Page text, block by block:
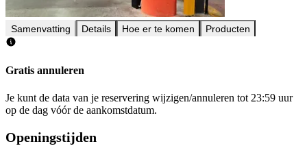
Samenvatting Details Hoe er te komen Producten
Gratis annuleren
Je kunt de data van je reservering wijzigen/annuleren tot 23:59 uur
op de dag vóór de aankomstdatum.
Openingstijden